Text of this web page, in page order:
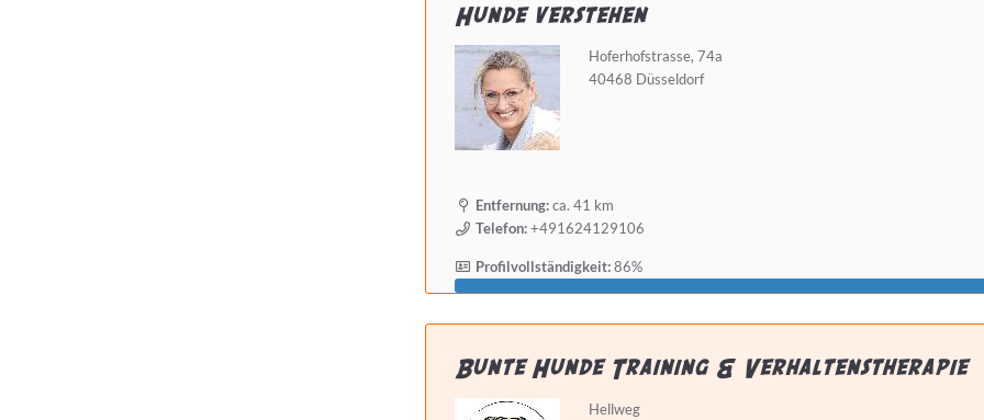
Hunde verstehen
Hoferhofstrasse, 74a
40468 Düsseldorf
Entfernung:ca. 41 km
Telefon:+491624129106
Profilvollständigkeit:86%
Bunte Hunde Training & Verhaltenstherapie
Hellweg